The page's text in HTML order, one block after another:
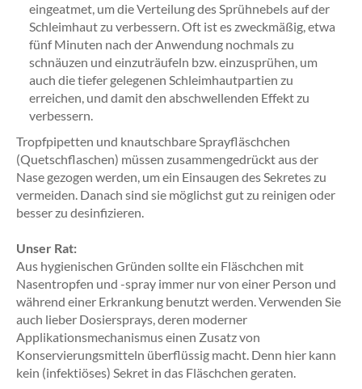
eingeatmet, um die Verteilung des Sprühnebels auf der
Schleimhaut zu verbessern. Oft ist es zweckmäßig, etwa
fünf Minuten nach der Anwendung nochmals zu
schnäuzen und einzuträufeln bzw. einzusprühen, um
auch die tiefer gelegenen Schleimhautpartien zu
erreichen, und damit den abschwellenden Effekt zu
verbessern.
Tropfpipetten und knautschbare Sprayfläschchen
(Quetschflaschen) müssen zusammengedrückt aus der
Nase gezogen werden, um ein Einsaugen des Sekretes zu
vermeiden. Danach sind sie möglichst gut zu reinigen oder
besser zu desinfizieren.
Unser Rat:
Aus hygienischen Gründen sollte ein Fläschchen mit
Nasentropfen und -spray immer nur von einer Person und
während einer Erkrankung benutzt werden. Verwenden Sie
auch lieber Dosiersprays, deren moderner
Applikationsmechanismus einen Zusatz von
Konservierungsmitteln überflüssig macht. Denn hier kann
kein (infektiöses) Sekret in das Fläschchen geraten.